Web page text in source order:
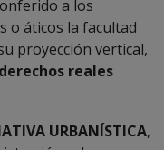
a los
o áticos la facultad
proyección vertical,
derechos reales
URBANÍSTICA,